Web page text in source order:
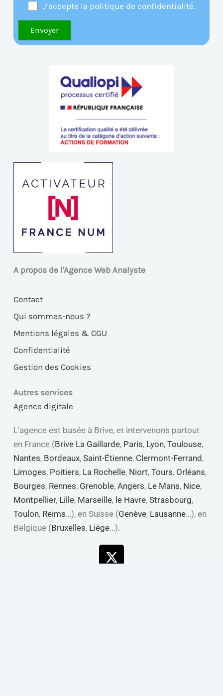
J’accepte la politique de confidentialité.
A propos de l'Agence Web Analyste
Contact
Qui sommes-nous ?
Mentions légales & CGU
Confidentialité
Gestion des Cookies
Autres services
Agence digitale
L’agence est basée à Brive, et intervenons partout
en France (Brive La Gaillarde, Paris, Lyon, Toulouse,
Nantes, Bordeaux, Saint-Étienne, Clermont-Ferrand ,
Limoges, Poitiers, La Rochelle, Niort, Tours, Orléans,
Bourges, Rennes, Grenoble, Angers, Le Mans, Nice,
Montpellier, Lille, Marseille, le Havre, Strasbourg,
Toulon, Reims…), en Suisse (Genève, Lausanne…), en
Belgique (Bruxelles, Liège…).
X-
twitter
Linkedin
Youtube
Facebook